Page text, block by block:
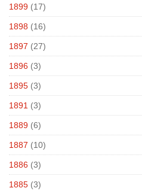
1899 (17)
1898 (16)
1897 (27)
1896 (3)
1895 (3)
1891 (3)
1889 (6)
1887 (10)
1886 (3)
1885 (3)